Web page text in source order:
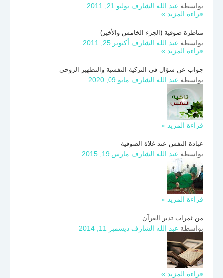
بواسطة عبد الله الشارف يوليو 21, 2011
قراءة المزيد »
مناظرة صوفية (الجزء الخامس والأخير)
بواسطة عبد الله الشارف أكتوبر 25, 2011
قراءة المزيد »
جواب عن سؤال في التزكية النفسية والتطهير الروحي
بواسطة عبد الله الشارف مايو 09, 2020
قراءة المزيد »
عبادة النفس عند غلاة الصوفية
بواسطة عبد الله الشارف مارس 19, 2015
قراءة المزيد »
من ثمرات تدبر القرآن
بواسطة عبد الله الشارف ديسمبر 11, 2014
قراءة المزيد »